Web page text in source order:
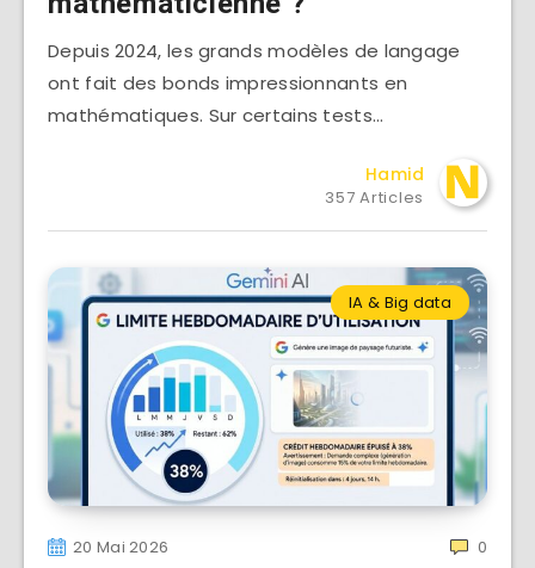
Depuis 2024, les grands modèles de langage
ont fait des bonds impressionnants en
mathématiques. Sur certains tests…
Hamid
357 Articles
IA & Big data
20 Mai 2026 0